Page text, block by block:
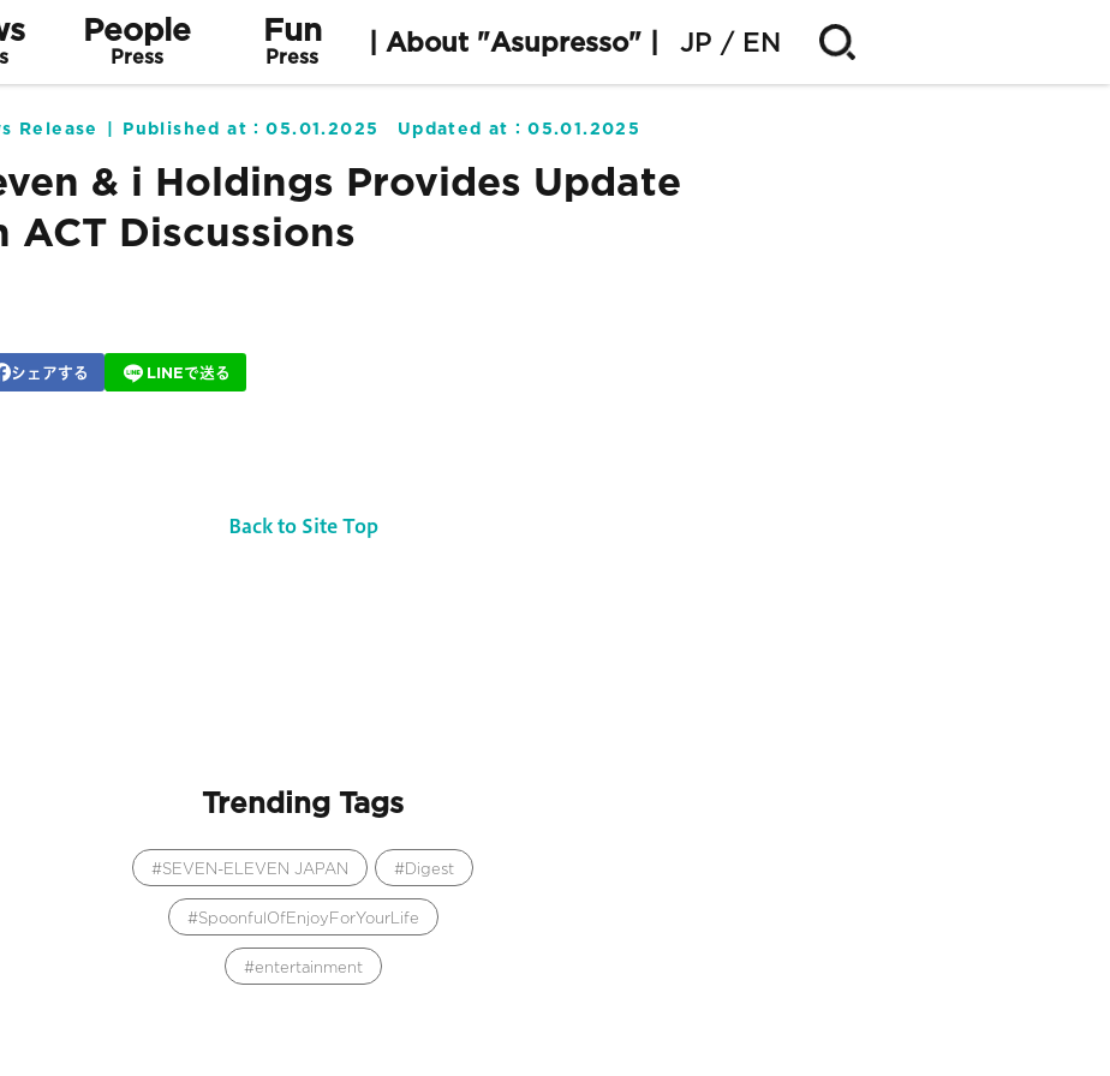
People
Press
Fun
Press | About "Asupresso" | JP EN
Release Published at：05.01.2025 Updated at：05.01.2025
& i Holdings Provides Update
ACT Discussions
シェアする LINEで送る
Back to Site Top
Trending Tags
SEVEN-ELEVEN JAPAN Digest
SpoonfulOfEnjoyForYourLife
entertainment